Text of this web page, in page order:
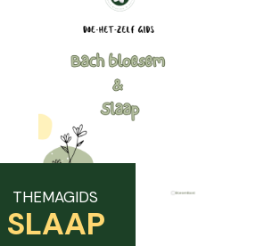
THEMAGIDS
SLAAP